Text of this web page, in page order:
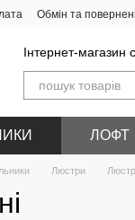
Обмін та
Інтернет-магазин
ЛОФТ
Люстри